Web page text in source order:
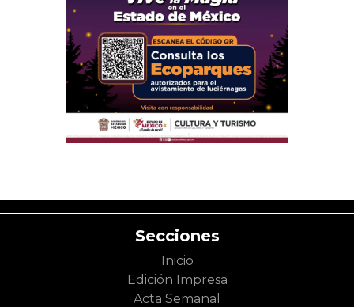
Secciones
Inicio
Edición Impresa
Acta Semanal